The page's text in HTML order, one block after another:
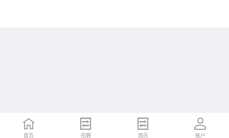
首页 招聘 简历 账户